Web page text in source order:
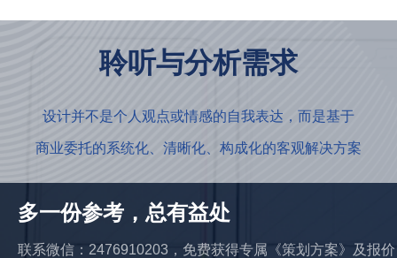
聆听与分析需求
设计并不是个人观点或情感的自我表达，而是基于
商业委托的系统化、清晰化、构成化的客观解决方案
多一份参考，总有益处
联系微信：2476910203，免费获得专属《策划方案》及报价